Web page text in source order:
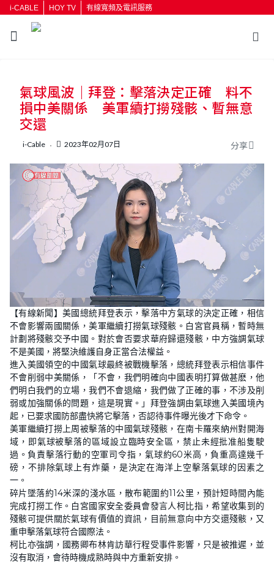
i-CABLE HOY TV 有線寬頻及電訊服務
按輸入鍵開始搜尋
氣球風波｜拜登：擊落決定正確 料不
損中美關係 美軍續打撈殘骸、暫無意
交還
i-Cable 2023年02月07日 分享
U
n
m
u
t
e
L
o
a
d
e
d
:
2
7
.
%
【有線新聞】美國總統拜登表示，擊落中方氣球的決定正確，相信
不會影響兩國關係，美軍繼續打撈氣球殘骸。白宮官員稱，暫時無
計劃將殘骸交予中國。對於會否要求華府歸還殘骸，中方強調氣球
不是美國，將堅決維護自身正當合法權益。
進入美國領空的中國氣球最終被戰機擊落，總統拜登表示相信事件
不會削弱中美關係，「不會，我們明確向中國表明打算做甚麽，他
們明白我們的立場，我們不會退縮，我們做了正確的事，不涉及削
弱或加強關係的問題，這是現實。」拜登強調由氣球進入美國境內
起，已要求國防部盡快將它擊落，否認待事件曝光後才下命令。
美軍繼續打撈上周被擊落的中國氣球殘骸，在南卡羅來納州對開海
域，即氣球被擊落的區域設立臨時安全區，禁止未經批准船隻駛
過。負責擊落行動的空軍司令指，氣球約60米高，負重高達幾千
磅，不排除氣球上有炸藥，是決定在海洋上空擊落氣球的因素之
一。
碎片墜落約14米深的淺水區，散布範圍約11公里，預計短時間內能
完成打撈工作。白宮國家安全委員會發言人柯比指，希望收集到的
殘骸可提供關於氣球有價值的資訊，目前無意向中方交還殘骸，又
重申擊落氣球符合國際法。
柯比亦強調，國務卿布林肯訪華行程受事件影響，只是被推遲，並
沒有取消，會待時機成熟時與中方重新安排。